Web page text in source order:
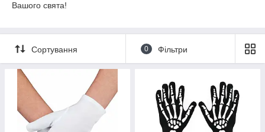
Вашого свята!
Сортування 0 Фільтри